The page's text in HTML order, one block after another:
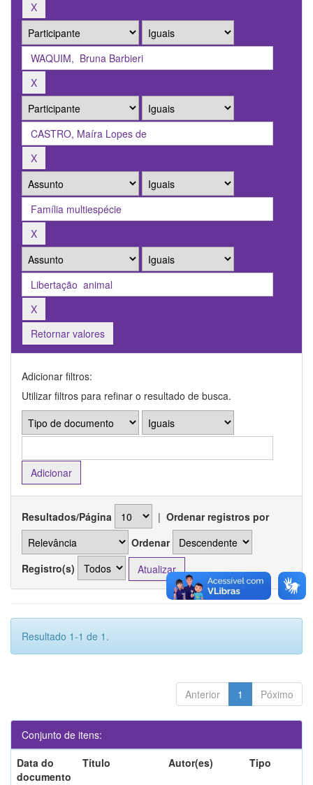
Retornar valores
Adicionar filtros:
Utilizar filtros para refinar o resultado de busca.
Resultados/Página | Ordenar registros por
Ordenar
Registro(s)
Resultado 1-1 de 1.
Anterior 1 Póximo
Conjunto de itens:
Data do
documento
Título Autor(es) Tipo